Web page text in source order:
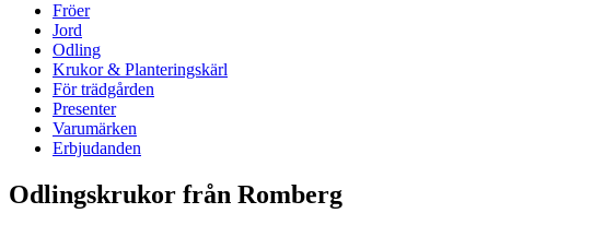
Fröer
Jord
Odling
Krukor & Planteringskärl
För trädgården
Presenter
Varumärken
Erbjudanden
Odlingskrukor från Romberg